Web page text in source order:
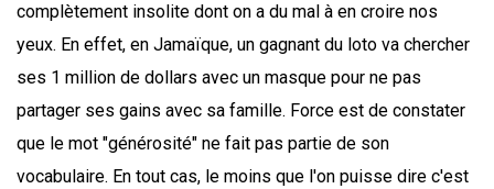
complètement insolite dont on a du mal à en croire nos
yeux. En effet, en Jamaïque, un gagnant du loto va chercher
ses 1 million de dollars avec un masque pour ne pas
partager ses gains avec sa famille. Force est de constater
que le mot "générosité" ne fait pas partie de son
vocabulaire. En tout cas, le moins que l'on puisse dire c'est